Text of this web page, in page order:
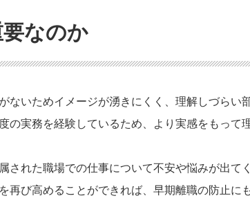
なのか
ないためイメージが湧きにくく、理解しづらい
の実務を経験しているため、より実感をもって
された職場での仕事について不安や悩みが出て
び高めることができれば、早期離職の防止に